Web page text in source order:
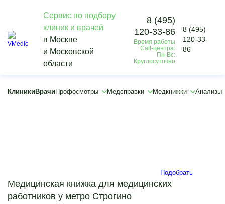
Сервис по подбору
клиник и врачей
в Москве
и Московской
области
8 (495)
120-33-86
Время работы
Call-центра:
Пн-Вс:
Круглосуточно
8 (495)
120-33-
86
Клиники Врачи Профосмотры Медсправки Медкнижки Анализы
Vmedic
Медкнижки
Медицинская книжка для медицинских работников
Подобрать
Медицинская книжка для медицинских
работников у метро Строгино